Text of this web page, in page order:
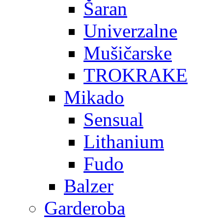
Šaran
Univerzalne
Mušičarske
TROKRAKE
Mikado
Sensual
Lithanium
Fudo
Balzer
Garderoba